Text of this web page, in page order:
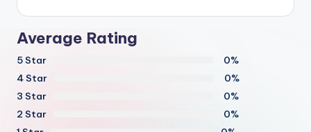
Average Rating
5 Star
0%
4 Star
0%
3 Star
0%
2 Star
0%